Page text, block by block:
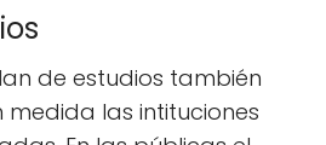
de estudios también
las intituciones